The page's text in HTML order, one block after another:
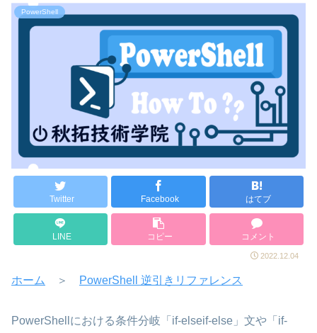
PowerShell
Twitter Facebook はてブ
LINE コピー コメント
2022.12.04
ホーム ＞ PowerShell 逆引きリファレンス
PowerShellにおける条件分岐「if-elseif-else」文や「if-